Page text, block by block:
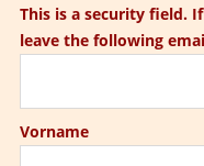
This is a security field.
leave the following
Vorname